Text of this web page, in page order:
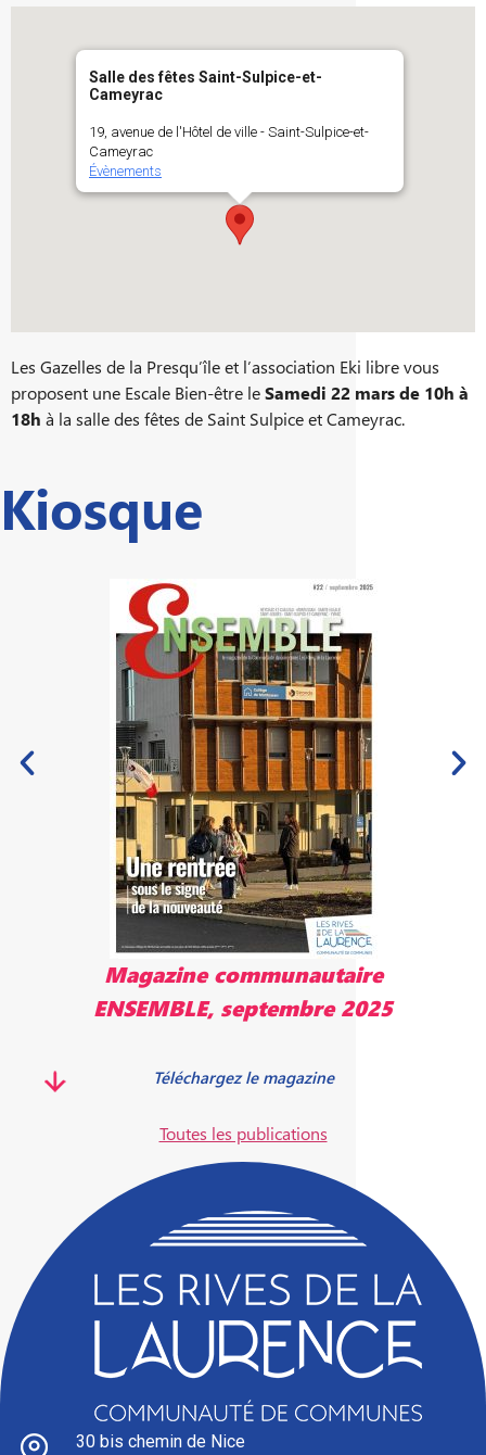
Salle des fêtes Saint-Sulpice-et-
Cameyrac
19, avenue de l'Hôtel de ville - Saint-Sulpice-et-
Cameyrac
Évènements
Les Gazelles de la Presqu’île et l’association Eki libre vous
proposent une Escale Bien-être leSamedi 22 mars de 10h à
18h à la salle des fêtes de Saint Sulpice et Cameyrac.
30 bis chemin de Nice
Kiosque
Magazine communautaire
ENSEMBLE, mai 2025
Télécharger le magazine
Toutes les publications